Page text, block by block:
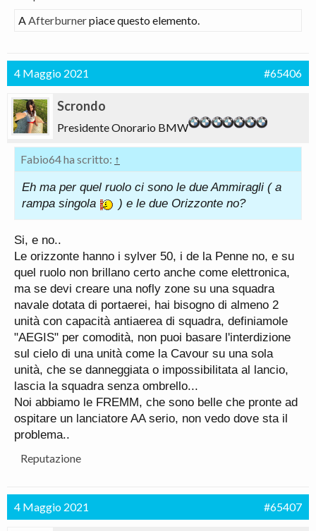
AAfterburnerpiace questo elemento.
4 Maggio 2021 #65406
Scrondo
Presidente Onorario BMW
Fabio64 ha scritto: ↑
Eh ma per quel ruolo ci sono le due Ammiragli ( a
rampa singola
) e le due Orizzonte no?
Si, e no..
Le orizzonte hanno i sylver 50, i de la Penne no, e su
quel ruolo non brillano certo anche come elettronica,
ma se devi creare una nofly zone su una squadra
navale dotata di portaerei, hai bisogno di almeno 2
unità con capacità antiaerea di squadra, definiamole
"AEGIS" per comodità, non puoi basare l'interdizione
sul cielo di una unità come la Cavour su una sola
unità, che se danneggiata o impossibilitata al lancio,
lascia la squadra senza ombrello...
Noi abbiamo le FREMM, che sono belle che pronte ad
ospitare un lanciatore AA serio, non vedo dove sta il
problema..
Reputazione
4 Maggio 2021 #65407